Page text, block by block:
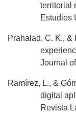
territorial
Estudios
Prahalad, C. K., &
Journal
Ramírez, L., &
digital
Revista